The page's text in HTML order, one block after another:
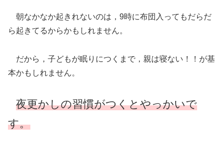
朝なかなか起きれないのは，9時に布団入ってもだらだ
ら起きてるからかもしれません。
だから，子どもが眠りにつくまで，親は寝ない！！が基
本かもしれません。
夜更かしの習慣がつくとやっかいで
す。